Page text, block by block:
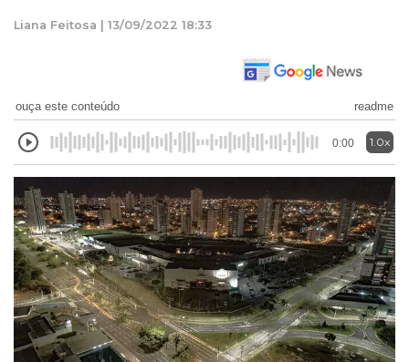
Liana Feitosa | 13/09/2022 18:33
ouça este conteúdo readme
0:00 1.0x